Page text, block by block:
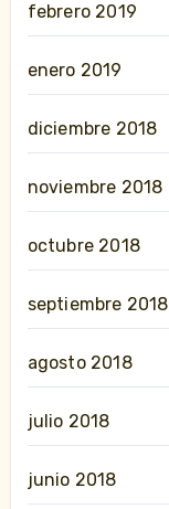
febrero 2019
enero 2019
diciembre 2018
noviembre 2018
octubre 2018
septiembre 2018
agosto 2018
julio 2018
junio 2018